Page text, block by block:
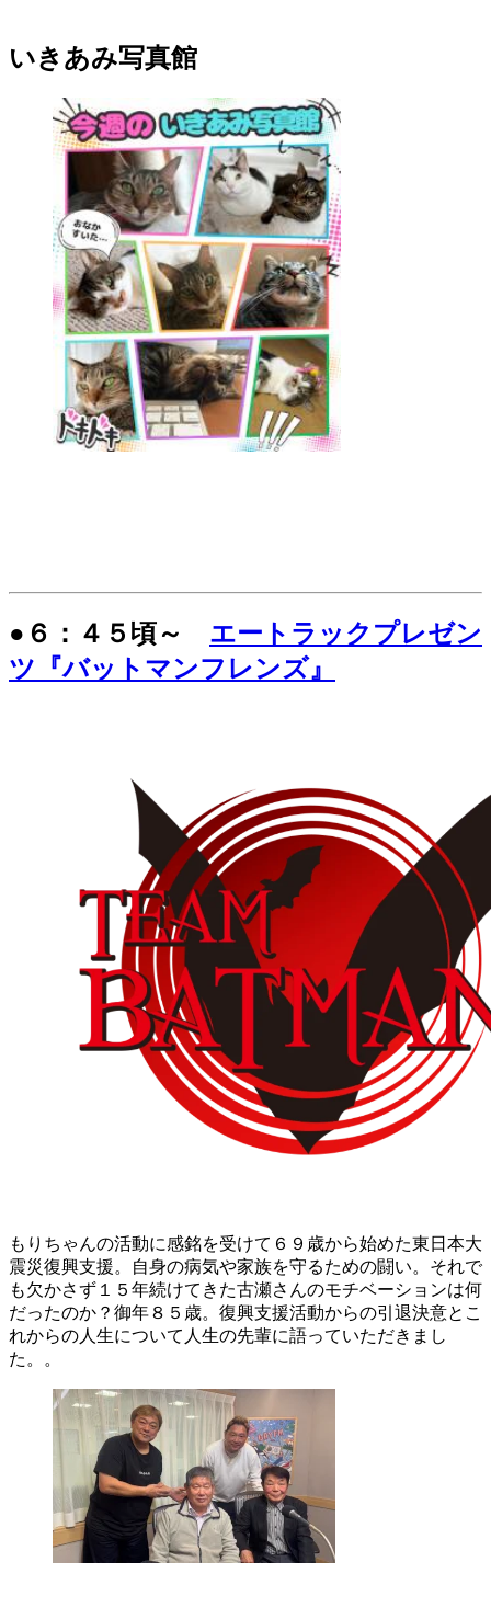
いきあみ写真館
●６：４５頃～ エートラックプレゼン
ツ『バットマンフレンズ』
もりちゃんの活動に感銘を受けて６９歳から始めた東日本大
震災復興支援。自身の病気や家族を守るための闘い。それで
も欠かさず１５年続けてきた古瀬さんのモチベーションは何
だったのか？御年８５歳。復興支援活動からの引退決意とこ
れからの人生について人生の先輩に語っていただきまし
た。。